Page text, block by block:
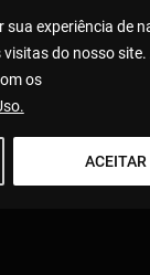
experiência de
do nosso site.
os
ACEITAR